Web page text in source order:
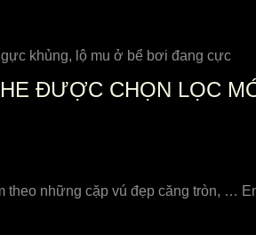
khủng, lộ mu ở bể bơi đang cực
ĐƯỢC CHỌN LỌC
những cặp vú đẹp căng tròn, …